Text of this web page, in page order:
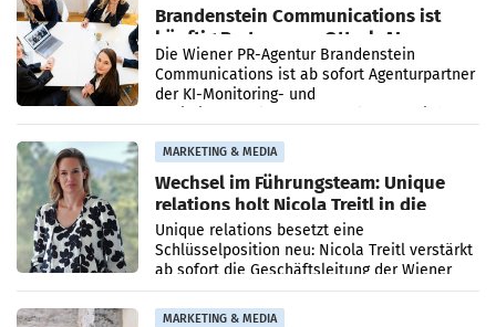
Brandenstein Communications ist
künftig Partner von OtterlyAI
Die Wiener PR-Agentur Brandenstein
Communications ist ab sofort Agenturpartner
der KI-Monitoring- und
MARKETING & MEDIA
Wechsel im Führungsteam: Unique
relations holt Nicola Treitl in die
Geschäftsleitung
Unique relations besetzt eine
Schlüsselposition neu: Nicola Treitl verstärkt
ab sofort die Geschäftsleitung der Wiener
PR-Agentur an der Seite von Josef Kalina und
Anna Kalina-Mahr.
MARKETING & MEDIA